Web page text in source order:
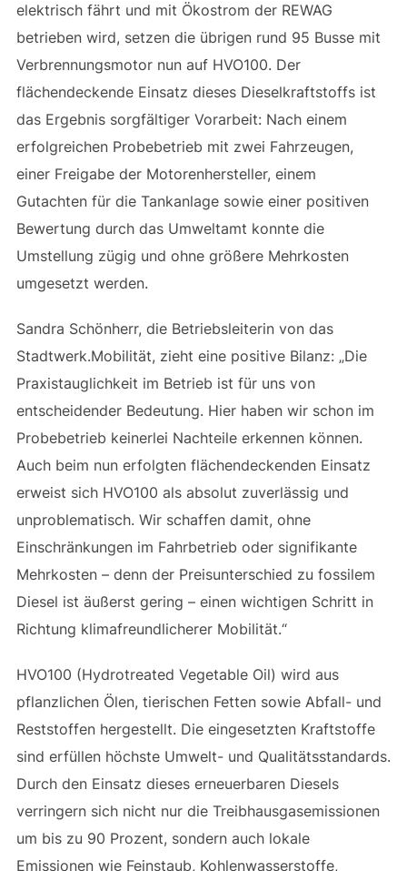
elektrisch fährt und mit Ökostrom der REWAG
betrieben wird, setzen die übrigen rund 95 Busse mit
Verbrennungsmotor nun auf HVO100. Der
flächendeckende Einsatz dieses Dieselkraftstoffs ist
das Ergebnis sorgfältiger Vorarbeit: Nach einem
erfolgreichen Probebetrieb mit zwei Fahrzeugen,
einer Freigabe der Motorenhersteller, einem
Gutachten für die Tankanlage sowie einer positiven
Bewertung durch das Umweltamt konnte die
Umstellung zügig und ohne größere Mehrkosten
umgesetzt werden.
Sandra Schönherr, die Betriebsleiterin von das
Stadtwerk.Mobilität, zieht eine positive Bilanz: „Die
Praxistauglichkeit im Betrieb ist für uns von
entscheidender Bedeutung. Hier haben wir schon im
Probebetrieb keinerlei Nachteile erkennen können.
Auch beim nun erfolgten flächendeckenden Einsatz
erweist sich HVO100 als absolut zuverlässig und
unproblematisch. Wir schaffen damit, ohne
Einschränkungen im Fahrbetrieb oder signifikante
Mehrkosten – denn der Preisunterschied zu fossilem
Diesel ist äußerst gering – einen wichtigen Schritt in
Richtung klimafreundlicherer Mobilität.“
HVO100 (Hydrotreated Vegetable Oil) wird aus
pflanzlichen Ölen, tierischen Fetten sowie Abfall- und
Reststoffen hergestellt. Die eingesetzten Kraftstoffe
sind erfüllen höchste Umwelt- und Qualitätsstandards.
Durch den Einsatz dieses erneuerbaren Diesels
verringern sich nicht nur die Treibhausgasemissionen
um bis zu 90 Prozent, sondern auch lokale
Emissionen wie Feinstaub, Kohlenwasserstoffe,